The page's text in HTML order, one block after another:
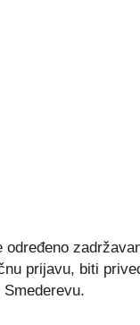
određeno
prijavu, biti